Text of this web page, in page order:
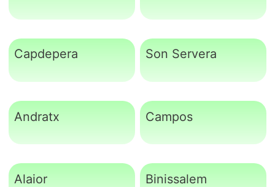
Capdepera Son Servera
Andratx Campos
Alaior Binissalem